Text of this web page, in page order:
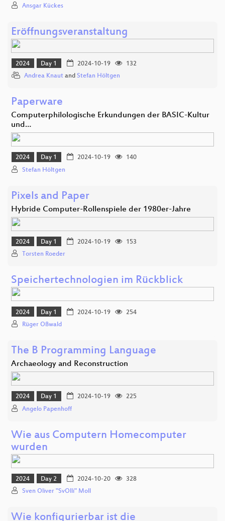
Ansgar Kückes
Eröffnungsveranstaltung
2024 Day 1 2024-10-19
132
Andrea Knaut and Stefan Höltgen
Paperware
Computerphilologische Erkundungen der BASIC-Kultur
und…
2024 Day 1 2024-10-19
140
Stefan Höltgen
Pixels and Paper
Hybride Computer-Rollenspiele der 1980er-Jahre
2024 Day 1 2024-10-19
153
Torsten Roeder
Speichertechnologien im Rückblick
2024 Day 1 2024-10-19
254
Rüger Oßwald
The B Programming Language
Archaeology and Reconstruction
2024 Day 1 2024-10-19
225
Angelo Papenhoff
Wie aus Computern Homecomputer
wurden
2024 Day 2 2024-10-20
328
Sven Oliver "SvOlli" Moll
Wie konfigurierbar ist die